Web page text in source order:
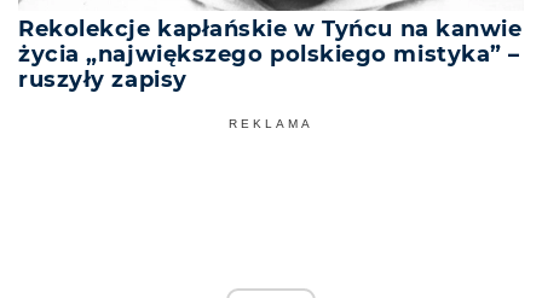
Rekolekcje kapłańskie w Tyńcu na kanwie
życia „największego polskiego mistyka” –
ruszyły zapisy
REKLAMA